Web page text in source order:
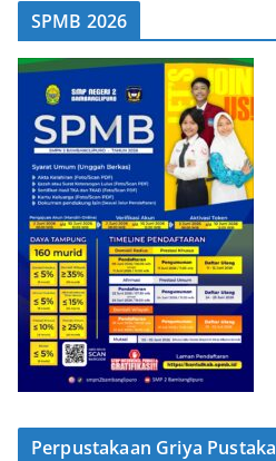
SPMB 2026
Perpustakaan Griya Pustaka